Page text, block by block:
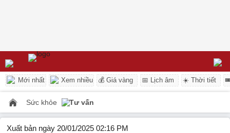
Mới nhất Xem nhiều 💰 Giá vàng 📅 Lịch âm ☀️ Thời tiết
Sức khỏe Tư vấn
Xuất bản ngày 20/01/2025 02:16 PM